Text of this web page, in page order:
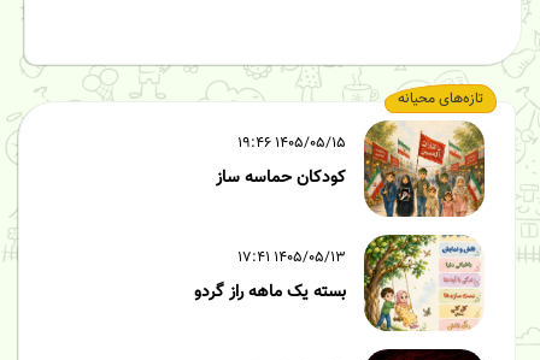
تازه‌های محیانه
۱۴۰۵/۰۵/۱۵ ۱۹:۴۶
کودکان حماسه ساز
۱۴۰۵/۰۵/۱۳ ۱۷:۴۱
بسته یک ماهه راز گردو